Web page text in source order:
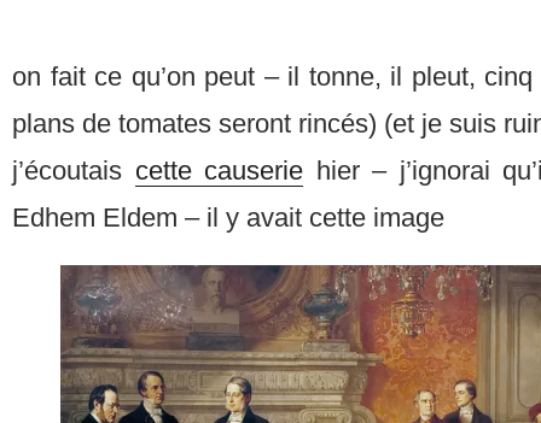
on fait ce qu’on peut – il tonne, il pleut,
plans de tomates seront rincés) (et je suis
j’écoutais cette causerie hier – j’ignorai
Edhem Eldem – il y avait cette image